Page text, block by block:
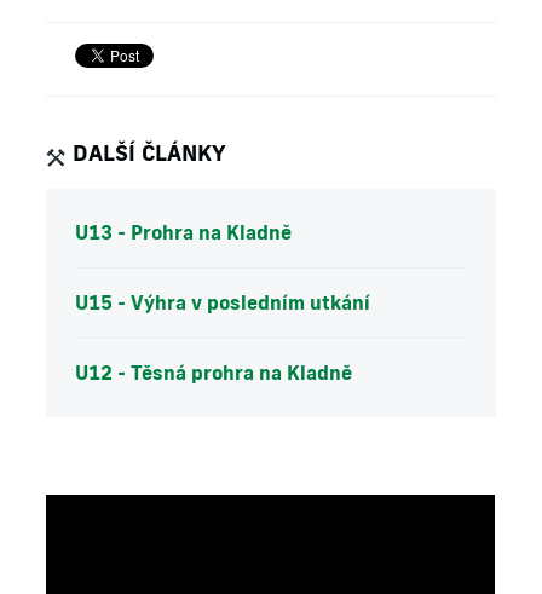
DALŠÍ ČLÁNKY
U13 - Prohra na Kladně
U15 - Výhra v posledním utkání
U12 - Těsná prohra na Kladně